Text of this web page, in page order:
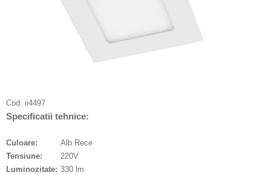
Cod: ii4497
Specificatii tehnice:
Culoare:
Alb Rece
Tensiune:
220V
Luminozitate: 330 lm